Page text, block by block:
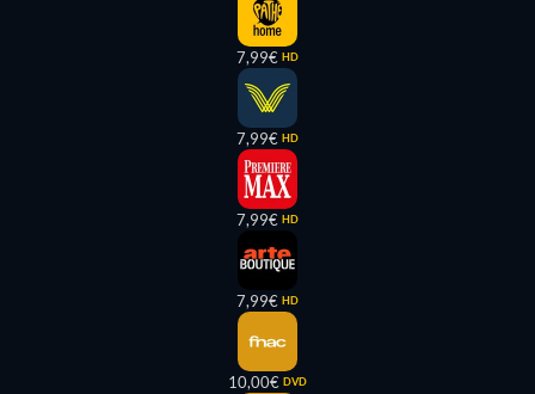
7,99€ HD
7,99€ HD
7,99€ HD
7,99€ HD
10,00€ DVD